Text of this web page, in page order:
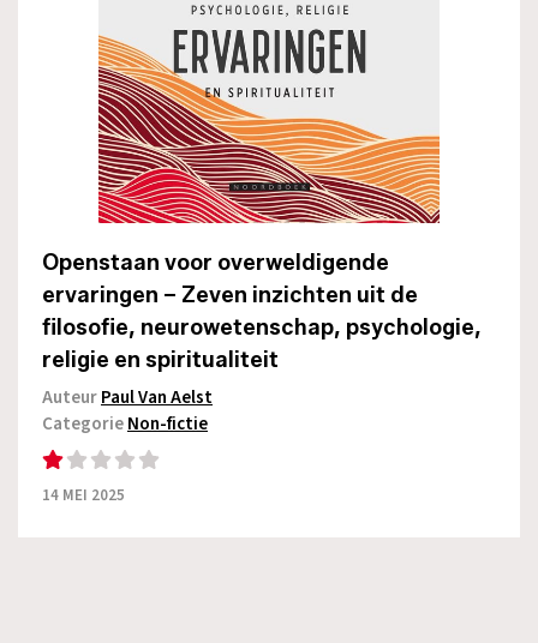
Openstaan voor overweldigende
ervaringen – Zeven inzichten uit de
filosofie, neurowetenschap, psychologie,
religie en spiritualiteit
AuteurPaul Van Aelst
CategorieNon-fictie
14 MEI 2025